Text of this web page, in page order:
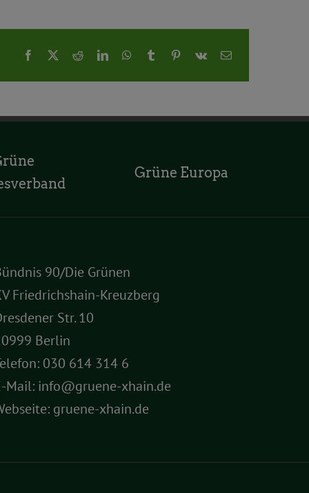
Facebook RedditLinkedInWhatsApp
Tumblr Pinterest
Vk
E-
Grüne Europa
90/Die Grünen
Friedrichshain-Kreuzberg
Str. 10
Berlin
030 614 314 6
Mail: info@gruene-xhain.de
gruene-xhain.de